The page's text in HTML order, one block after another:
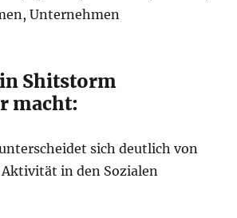
Unternehmen
Shitstorm
macht:
sich deutlich von
in den Sozialen